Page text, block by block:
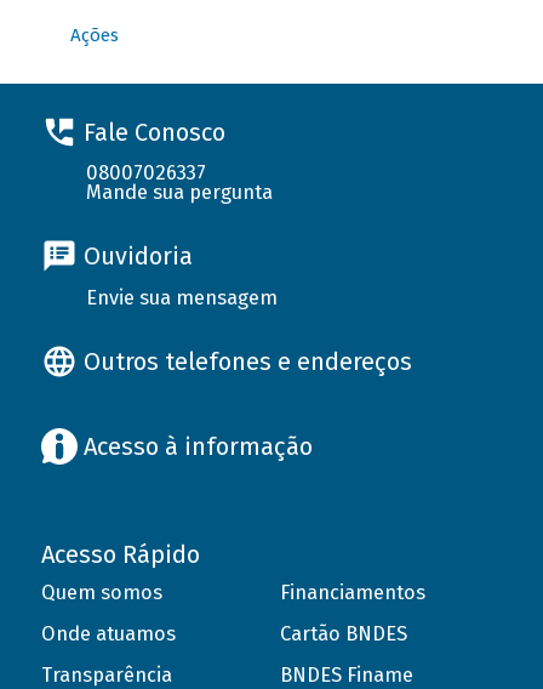
Ações
Fale Conosco
08007026337
Mande sua pergunta
Ouvidoria
Envie sua mensagem
Outros telefones e endereços
Acesso à informação
Acesso Rápido
Quem somos
Onde atuamos
Transparência
Financiamentos
Cartão BNDES
BNDES Finame